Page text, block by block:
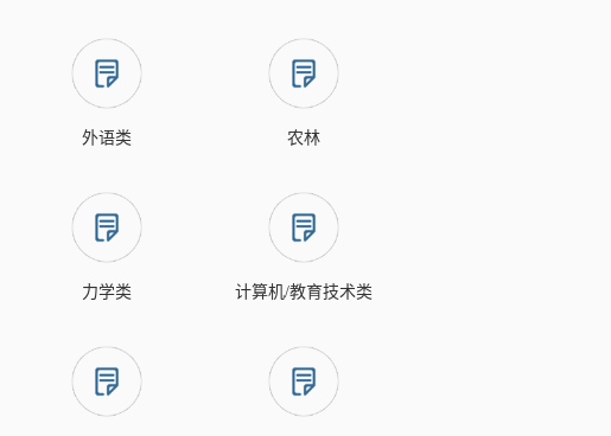
外语类 农林
力学类 计算机/教育技术类